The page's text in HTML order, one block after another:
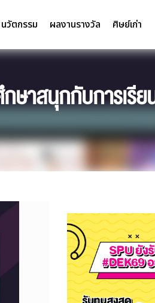
นวัตกรรม ผลงานรางวัล ศิษย์เก่า
าสนุกกับการเรี